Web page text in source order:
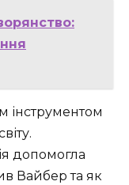
інструментом
допомогла
Вайбер та як